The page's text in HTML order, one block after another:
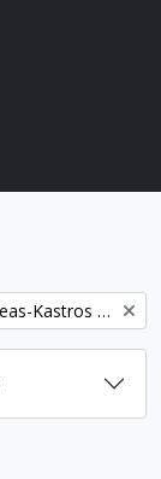
Mission archéologique française de Cap Andreas-Kastros et de Khirokitia (Chypre)